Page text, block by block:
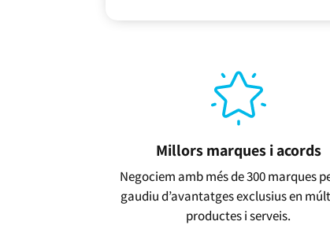
Millors marques i acords
Negociem amb més de 300 marques
gaudiu d’avantatges exclusius en
productes i serveis.